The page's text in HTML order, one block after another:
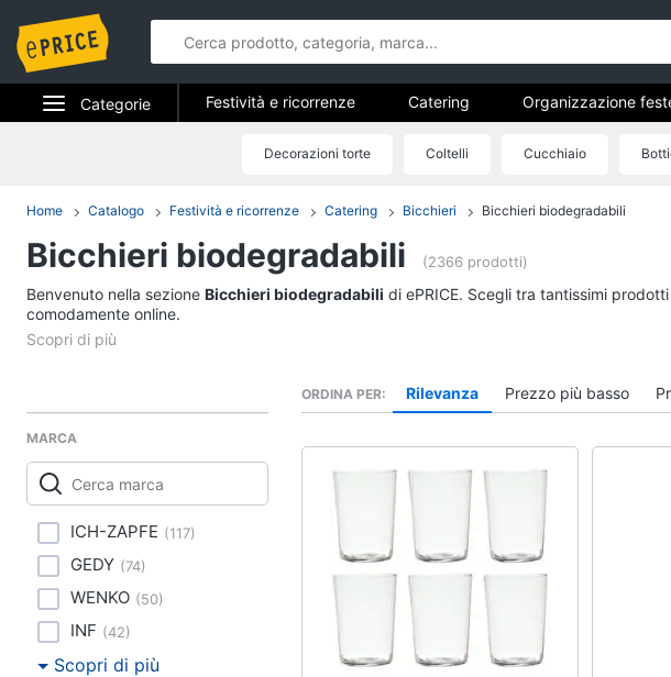
Categorie
Telefonia
Tv e Home Cinema
Smart home
Clima
Arredo
Brico e Giardinaggio
Salute e igiene
Festività e ricorrenze
Catering
Confetti
Vedi tutti Vedi tutti
Barbie
Regali di
Regali di
Regali di
Festività e ricorrenze Catering Organizzazione
Decorazioni torte Coltelli Cucchiaio
Home Catalogo Festività e ricorrenze Catering Bicchieri Bicchieri biodegradabili
Bicchieri biodegradabili (2366 prodotti)
Benvenuto nella sezione Bicchieri biodegradabili di ePRICE. Scegli tra tantissimi
comodamente online.
MARCA
ICH-ZAPFE (117)
GEDY (74)
WENKO (50)
INF (42)
Scopri di più
ORDINA PER Rilevanza Prezzo più basso